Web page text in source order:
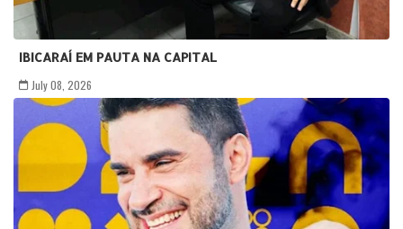
IBICARAÍ EM PAUTA NA CAPITAL
July 08, 2026